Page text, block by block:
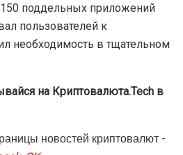
поддельных приложений
пользователей к
необходимость в тщательном
на Криптовалюта.Tech в
новостей криптовалют -